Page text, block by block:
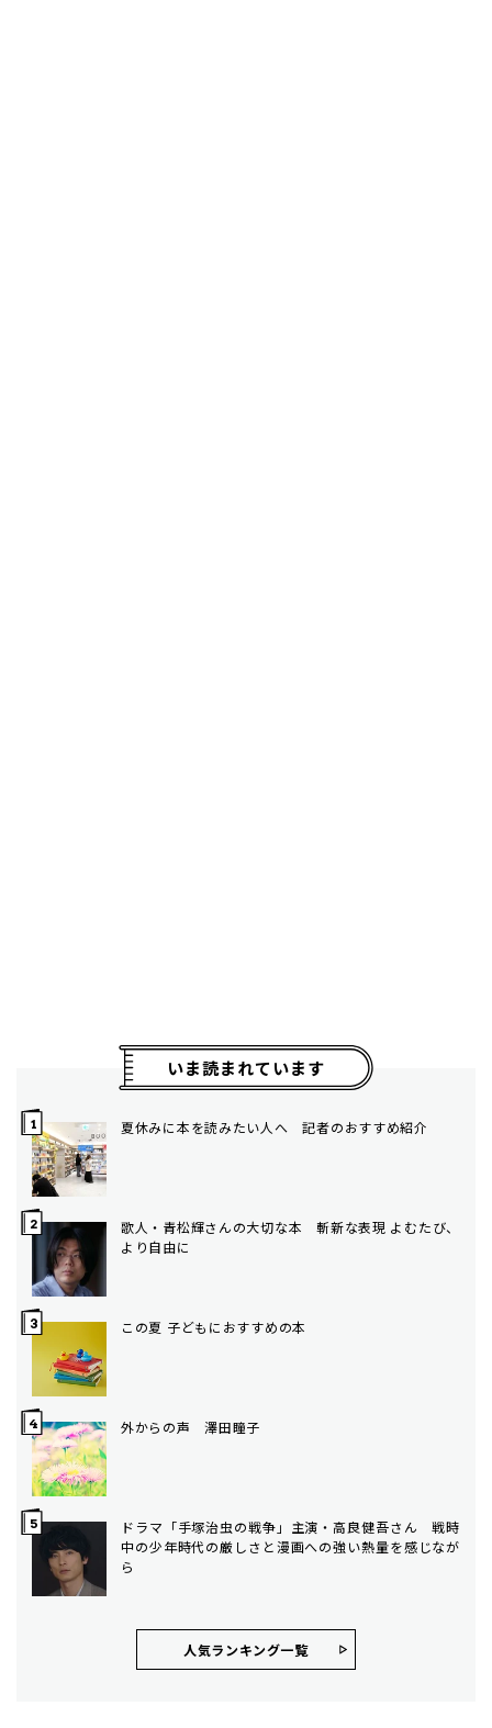
いま読まれています
夏休みに本を読みたい人へ 記者のおすすめ紹介
歌人・青松輝さんの大切な本 斬新な表現 よむたび、
より自由に
この夏 子どもにおすすめの本
外からの声 澤田瞳子
ドラマ「手塚治虫の戦争」主演・高良健吾さん 戦時
中の少年時代の厳しさと漫画への強い熱量を感じなが
ら
人気ランキング⼀覧